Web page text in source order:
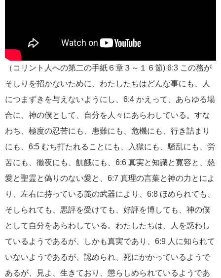
（コリント人への第二の手紙６章３～１６節) 6:3 この務が
そしりを招かないために、わたしたちはどんな事にも、人
につまずきを与えないようにし、6:4 かえって、あらゆる場
合に、神の僕として、自分を人々にあらわしている。すな
わち、極度の忍苦にも、患難にも、危機にも、行き詰まり
にも、6:5 むち打たれることにも、入獄にも、騒乱にも、労
苦にも、徹夜にも、飢餓にも、6:6 真実と知識と寛容と、慈
愛と聖霊と偽りのない愛と、6:7 真理の言葉と神の力とによ
り、左右に持っている義の武器により、6:8 ほめられても、
そしられても、悪評を受けても、好評を博しても、神の僕
として自分をあらわしている。わたしたちは、人を惑わし
ているようであるが、しかも真実であり、6:9 人に知られて
いないようであるが、認められ、死にかかっているようで
あるが、見よ、生きており、懲らしめられているようであ